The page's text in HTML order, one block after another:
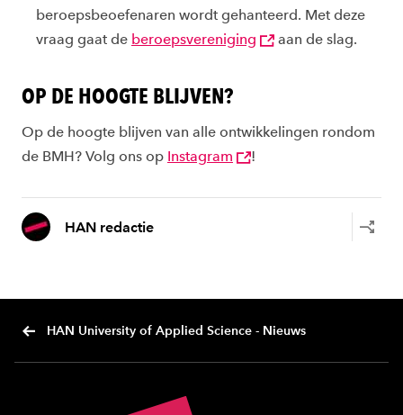
beroepsbeoefenaren wordt gehanteerd. Met deze
vraag gaat de beroepsvereniging aan de slag.
OP DE HOOGTE BLIJVEN?
Op de hoogte blijven van alle ontwikkelingen rondom
de BMH? Volg ons op Instagram !
HAN redactie
HAN University of Applied Science - Nieuws